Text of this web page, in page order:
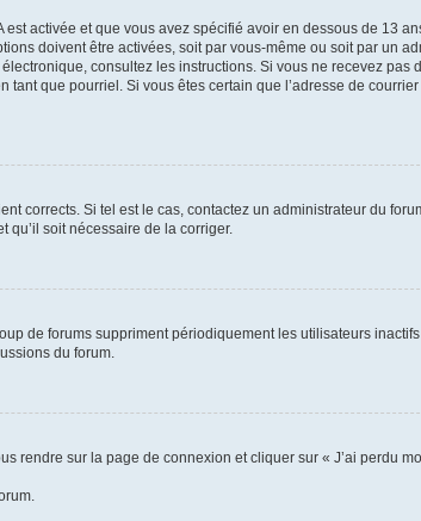
activée et que vous avez spécifié avoir en dessous de 13
doivent être activées, soit par vous-même ou soit par un
consultez les instructions. Si vous ne recevez pas
que pourriel. Si vous êtes certain que l’adresse de
corrects. Si tel est le cas, contactez un administrateur du
qu’il soit nécessaire de la corriger.
de forums suppriment périodiquement les utilisateurs
du forum.
rendre sur la page de connexion et cliquer sur « J’ai perdu